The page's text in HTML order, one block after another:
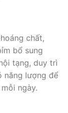
chất,
bổ sung
tạng, duy trì
năng lượng để
ngày.